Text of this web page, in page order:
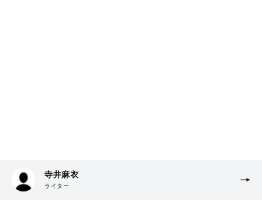
寺井麻衣
ライター